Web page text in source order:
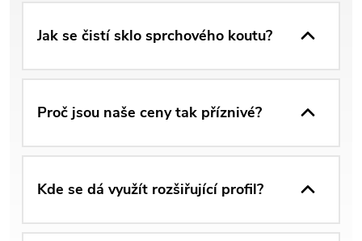
Jak se čistí sklo sprchového koutu?
Proč jsou naše ceny tak příznivé?
Kde se dá využít rozšiřující profil?